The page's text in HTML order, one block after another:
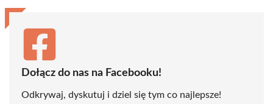
Dołącz do nas na Facebooku!
Odkrywaj, dyskutuj i dziel się tym co najlepsze!